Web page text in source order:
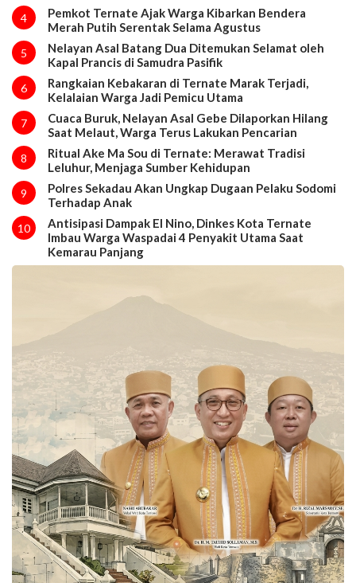
4
Pemkot Ternate Ajak Warga Kibarkan Bendera
Merah Putih Serentak Selama Agustus
5
Nelayan Asal Batang Dua Ditemukan Selamat oleh
Kapal Prancis di Samudra Pasifik
6
Rangkaian Kebakaran di Ternate Marak Terjadi,
Kelalaian Warga Jadi Pemicu Utama
7
Cuaca Buruk, Nelayan Asal Gebe Dilaporkan Hilang
Saat Melaut, Warga Terus Lakukan Pencarian
8
Ritual Ake Ma Sou di Ternate: Merawat Tradisi
Leluhur, Menjaga Sumber Kehidupan
9
Polres Sekadau Akan Ungkap Dugaan Pelaku Sodomi
Terhadap Anak
10
Antisipasi Dampak El Nino, Dinkes Kota Ternate
Imbau Warga Waspadai 4 Penyakit Utama Saat
Kemarau Panjang